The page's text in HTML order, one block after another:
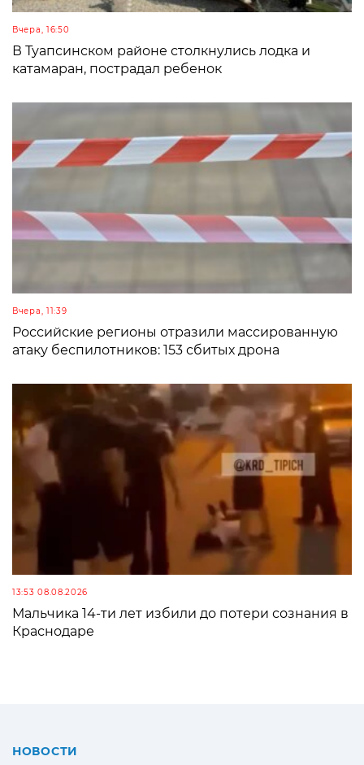
Вчера, 16:50
В Туапсинском районе столкнулись лодка и
катамаран, пострадал ребенок
Вчера, 11:39
Российские регионы отразили массированную
атаку беспилотников: 153 сбитых дрона
13:53 08.08.2026
Мальчика 14-ти лет избили до потери сознания в
Краснодаре
НОВОСТИ